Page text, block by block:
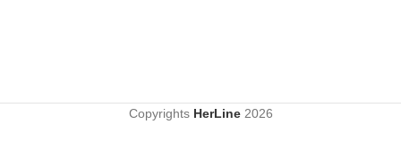
Copyrights HerLine 2026